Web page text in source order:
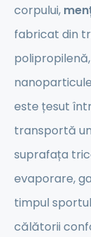
corpului,
fabricat din
este țesut
transportă
suprafața
evaporare,
timpul
călătorii